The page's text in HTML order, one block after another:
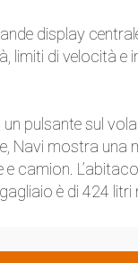
display
limiti di velocità e
pulsante sul
Navi mostra una
camion.
è di 424